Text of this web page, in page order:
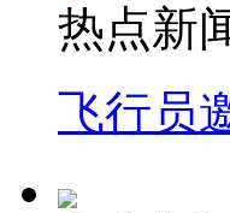
热点新
飞行员